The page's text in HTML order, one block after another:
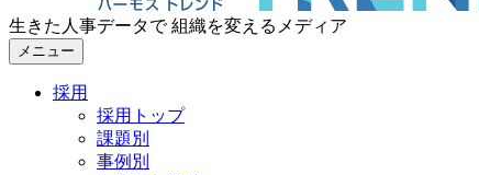
生きた人事データで 組織を変えるメディア
メニュー
採用
採用トップ
課題別
事例別